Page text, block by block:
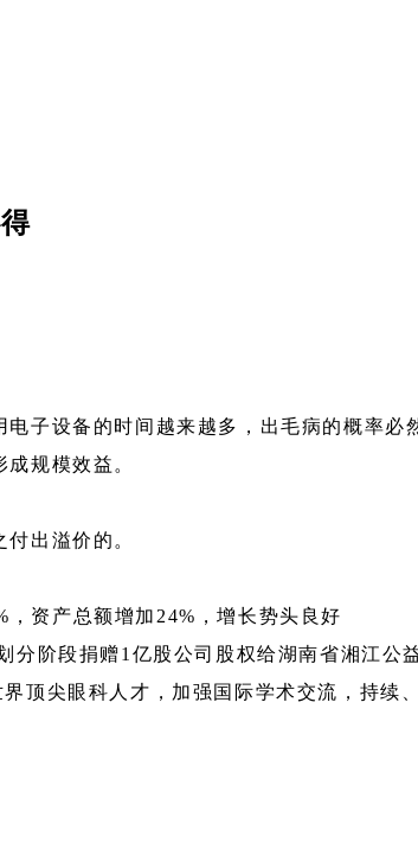
子设备的时间越来越多，出毛病的概率必
规模效益。
出溢价的。
资产总额增加24%，增长势头良好
分阶段捐赠1亿股公司股权给湖南省湘江
顶尖眼科人才，加强国际学术交流，持